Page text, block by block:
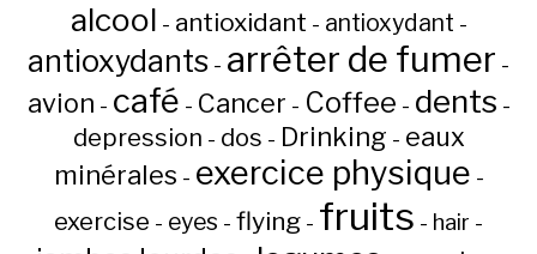
alcool - antioxidant - antioxydant -
antioxydants - arrêter de fumer -
avion - café - Cancer - Coffee - dents -
depression - dos - Drinking - eaux
minérales - exercice physique -
exercise - eyes - flying - fruits - hair -